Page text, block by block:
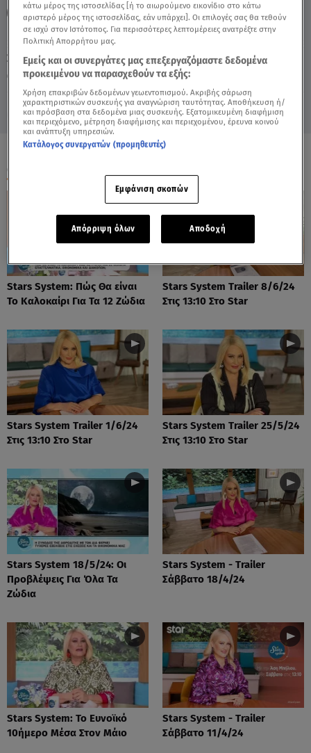
Σάββατο 8 Αυγούστου 2026
30.08.21, 10:32 ΖΩΔΙΑ
ΖΩΔΙΑ ΣΗΜΕΡΑ ΑΣΤΡΟΛΟΓΙΚΕΣ ΠΡΟΒΛΕΨΕΙΣ
ΟΛΑ ΤΑ ΒΙΝΤΕΟ
Stars System: Πώς Θα είναι
Το Καλοκαίρι Για Τα 12 Ζώδια
Stars System Trailer 8/6/24
Στις 13:10 Στο Star
Stars System Trailer 1/6/24
Στις 13:10 Στο Star
Stars System Trailer 25/5/24
Στις 13:10 Στο Star
Stars System 18/5/24: Οι
Προβλέψεις Για Όλα Τα
Ζώδια
Stars System - Trailer
Σάββατο 18/4/24
Stars System: Το Ευνοϊκό
10ήμερο Μέσα Στον Μάιο
Stars System - Trailer
Σάββατο 11/4/24
κάτω μέρος της ιστοσελίδας [ή το αιωρούμενο εικονίδιο στο κάτω
αριστερό μέρος της ιστοσελίδας, εάν υπάρχει]. Οι επιλογές σας θα τεθούν
σε ισχύ στον Ιστότοπος. Για περισσότερες λεπτομέρειες ανατρέξτε στην
Πολιτική Απορρήτου μας.
Εμείς και οι συνεργάτες μας επεξεργαζόμαστε δεδομένα
προκειμένου να παρασχεθούν τα εξής:
Χρήση επακριβών δεδομένων γεωεντοπισμού. Ακριβής σάρωση
χαρακτηριστικών συσκευής για αναγνώριση ταυτότητας. Αποθήκευση ή/
και πρόσβαση στα δεδομένα μιας συσκευής. Εξατομικευμένη διαφήμιση
και περιεχόμενο, μέτρηση διαφήμισης και περιεχομένου, έρευνα κοινού
και ανάπτυξη υπηρεσιών.
Κατάλογος συνεργατών (προμηθευτές)
Εμφάνιση σκοπών
Απόρριψη όλων Αποδοχή